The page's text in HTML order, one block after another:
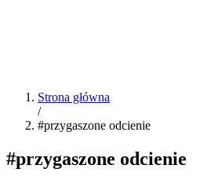
Strona główna
/
#przygaszone odcienie
#przygaszone odcienie